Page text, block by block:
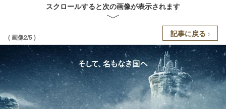
スクロールすると次の画像が表示されます
( 画像2/5 ) 記事に戻る